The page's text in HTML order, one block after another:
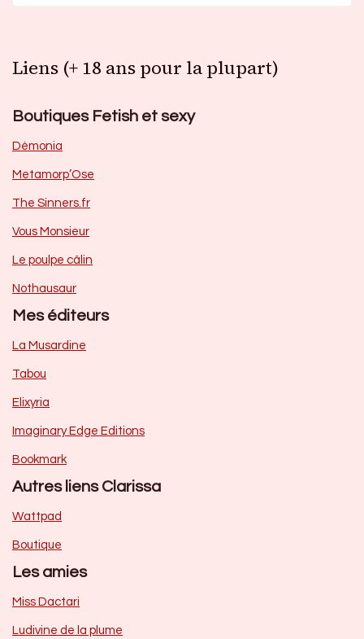
Liens (+ 18 ans pour la plupart)
Boutiques Fetish et sexy
Dèmonia
Metamorp’Ose
The Sinners.fr
Vous Monsieur
Le poulpe câlin
Nothausaur
Mes éditeurs
La Musardine
Tabou
Elixyria
Imaginary Edge Editions
Bookmark
Autres liens Clarissa
Wattpad
Boutique
Les amies
Miss Dactari
Ludivine de la plume